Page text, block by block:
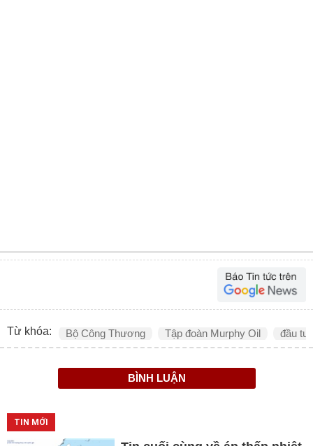
Từ khóa: Bộ Công Thương Tập đoàn Murphy Oil đầu tư
BÌNH LUẬN
TIN MỚI